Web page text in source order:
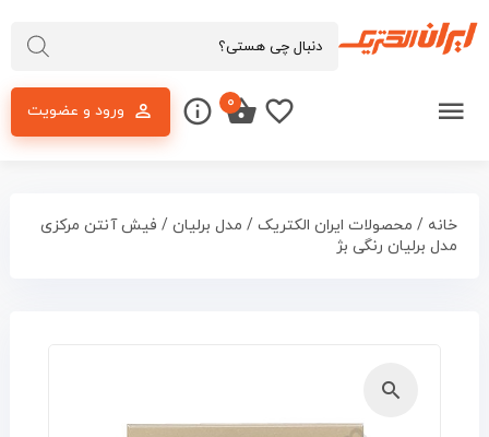
ورود و عضویت ۰
خانه / محصولات ایران الکتریک/ مدل برلیان/ فیش آنتن مرکزی
مدل برلیان رنگی بژ